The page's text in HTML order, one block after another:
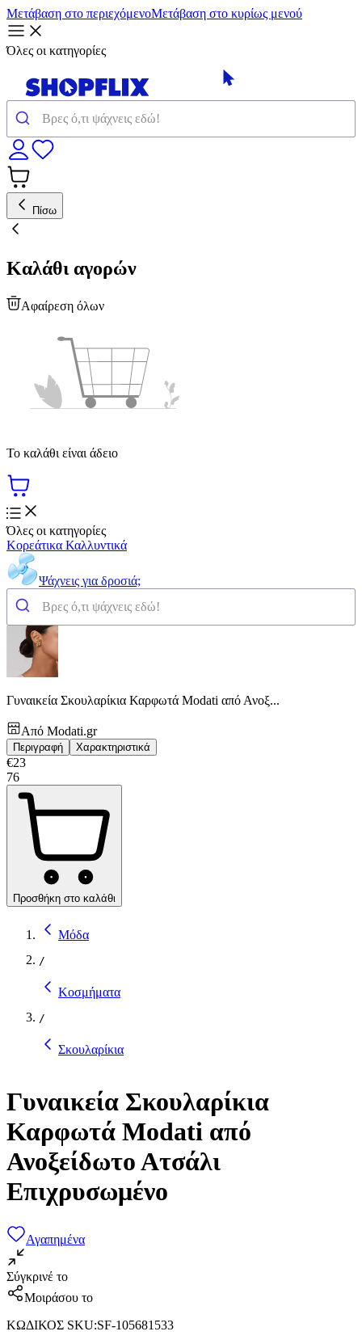
Μετάβαση στο περιεχόμενοΜετάβαση στο κυρίως μενού
Όλες οι κατηγορίες
Πίσω
Καλάθι αγορών
Αφαίρεση όλων
Το καλάθι είναι άδειο
Όλες οι κατηγορίες
Κορεάτικα Καλλυντικά
Ψάχνεις για δροσιά;
Γυναικεία Σκουλαρίκια Καρφωτά Modati από Ανοξ...
Από Modati.gr
Περιγραφή Χαρακτηριστικά
€23
76
Προσθήκη στο καλάθι
Μόδα
/
Κοσμήματα
/
Σκουλαρίκια
Γυναικεία Σκουλαρίκια
Καρφωτά Modati από
Ανοξείδωτο Ατσάλι
Επιχρυσωμένο
Αγαπημένα
Σύγκρινέ το
Μοιράσου το
ΚΩΔΙΚΟΣ SKU:SF-105681533